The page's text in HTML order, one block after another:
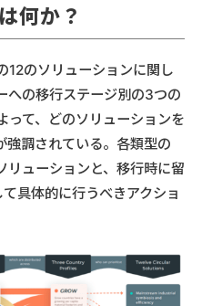
何か？
12のソリューションに関し
への移行ステージ別の3つの
って、どのソリューションを
強調されている。各類型の
リューションと、移行時に留
具体的に行うべきアクショ